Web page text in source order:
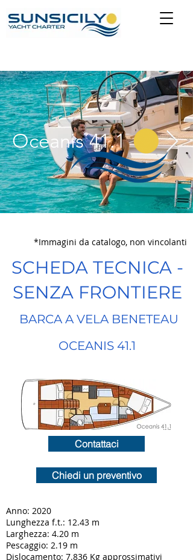
Oceanis 41.1
*Immagini da catalogo, non vincolanti
SCHEDA TECNICA -
SENZA FRONTIERE
BARCA A VELA BENETEAU
OCEANIS 41.1
Contattaci
Chiedi un preventivo
Anno: 2020
Lunghezza f.t.: 12.43 m
Larghezza: 4.20 m
Pescaggio: 2.19 m
Dislocamento: 7.836 Kg approssimativi